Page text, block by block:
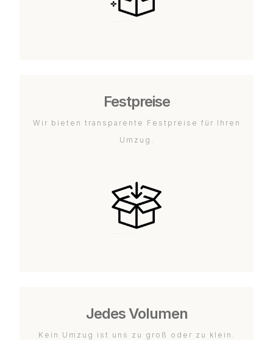
Festpreise
Wir bieten transparente Festpreise für Ihren
Umzug.
Jedes Volumen
Kein Umzug ist uns zu groß oder zu klein.